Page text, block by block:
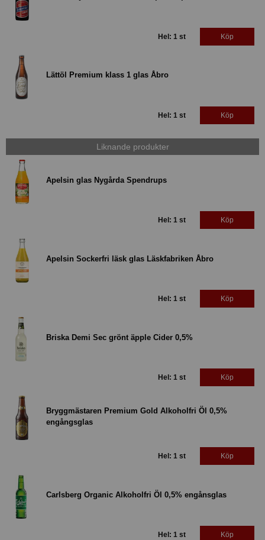
Hel: 1 st Köp
Lättöl Premium klass 1 glas Åbro
Hel: 1 st Köp
Liknande produkter
Apelsin glas Nygårda Spendrups
Hel: 1 st Köp
Apelsin Sockerfri läsk glas Läskfabriken Åbro
Hel: 1 st Köp
Briska Demi Sec grönt äpple Cider 0,5%
Hel: 1 st Köp
Bryggmästaren Premium Gold Alkoholfri Öl 0,5%
engångsglas
Hel: 1 st Köp
Carlsberg Organic Alkoholfri Öl 0,5% engånsglas
Hel: 1 st Köp